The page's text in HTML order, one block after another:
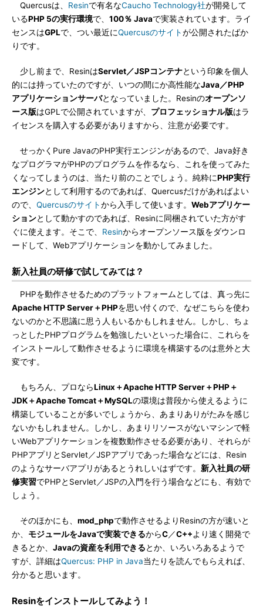
Quercusは、 Resinで有名なCaucho Technology社が開発して
いるPHP 5の実行環境で、 100％ Javaで実装されています。ライ
センスはGPLで、つい最近にQuercusのサイトが公開されたばか
りです。
少し前まで、ResinはServlet／JSPコンテナという印象を個人
的には持っていたのですが、いつの間にか高性能なJava／PHP
アプリケーションサーバとなっていました。Resinのオープンソ
ース版はGPLで公開されていますが、 プロフェッショナル版はラ
イセンスを購入する必要がありますから、注意が必要です。
せっかくPure JavaのPHP実行エンジンがあるので、Java好き
なプログラマがPHPのプログラムを作るなら、これを使ってみた
くなってしまうのは、当たり前のことでしょう。純粋にPHP実行
エンジンとして利用するのであれば、Quercusだけがあればよい
ので、 Quercusのサイトから入手して使います。 Webアプリケー
ションとして動かすのであれば、Resinに同梱されていた方がす
ぐに使えます。そこで、 Resinからオープンソース版をダウンロ
ードして、Webアプリケーションを動かしてみました。
新入社員の研修で試してみては？
PHPを動作させるためのプラットフォームとしては、真っ先に
Apache HTTP Server＋PHPを思い付くので、なぜこちらを使わ
ないのかと不思議に思う人もいるかもしれません。しかし、ちょ
っとしたPHPプログラムを勉強したいといった場合に、これらを
インストールして動作させるように環境を構築するのは意外と大
変です。
もちろん、プロならLinux＋Apache HTTP Server＋PHP＋
JDK＋Apache Tomcat＋MySQLの環境は普段から使えるように
構築していることが多いでしょうから、あまりありがたみを感じ
ないかもしれません。しかし、あまりリソースがないマシンで軽
いWebアプリケーションを複数動作させる必要があり、それらが
PHPアプリとServlet／JSPアプリであった場合などには、Resin
のようなサーバアプリがあるとうれしいはずです。 新入社員の研
修実習でPHPとServlet／JSPの入門を行う場合などにも、有効で
しょう。
そのほかにも、 mod_phpで動作させるよりResinの方が速いと
か、 モジュールをJavaで実装できるからC／C++より速く開発で
きるとか、 Javaの資産を利用できるとか、いろいろあるようで
すが、詳細はQuercus: PHP in Java当たりを読んでもらえれば、
分かると思います。
Resinをインストールしてみよう！